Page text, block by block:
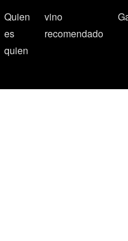
Quien
es
quien
vino
recomendado